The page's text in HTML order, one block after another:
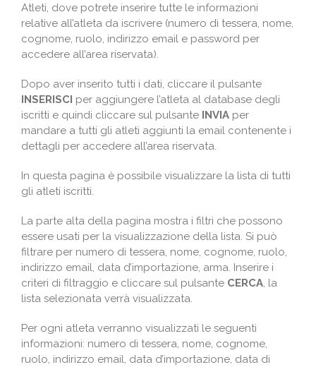
Atleti, dove potrete inserire tutte le informazioni
relative all’atleta da iscrivere (numero di tessera, nome,
cognome, ruolo, indirizzo email e password per
accedere all’area riservata).
Dopo aver inserito tutti i dati, cliccare il pulsante
INSERISCI per aggiungere l’atleta al database degli
iscritti e quindi cliccare sul pulsante
INVIA per
mandare a tutti gli atleti aggiunti la email contenente i
dettagli per accedere all’area riservata.
In questa pagina è possibile visualizzare la lista di tutti
gli atleti iscritti.
La parte alta della pagina mostra i filtri che possono
essere usati per la visualizzazione della lista. Si può
filtrare per numero di tessera, nome, cognome, ruolo,
indirizzo email, data d’importazione, arma. Inserire i
criteri di filtraggio e cliccare sul pulsante CERCA, la
lista selezionata verrà visualizzata.
Per ogni atleta verranno visualizzati le seguenti
informazioni: numero di tessera, nome, cognome,
ruolo, indirizzo email, data d’importazione, data di